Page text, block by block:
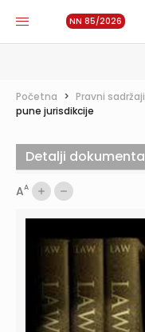
NN 85/2026
Početna > Pravni sadržaji
pune jurisdikcije
AA
Detalji dokumenta